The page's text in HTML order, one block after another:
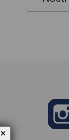
✕